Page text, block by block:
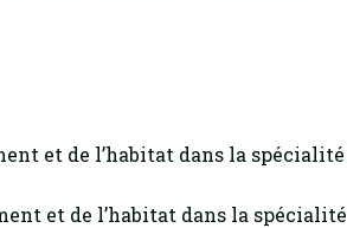
et de l’habitat dans la spécialité
et de l’habitat dans la spécialité